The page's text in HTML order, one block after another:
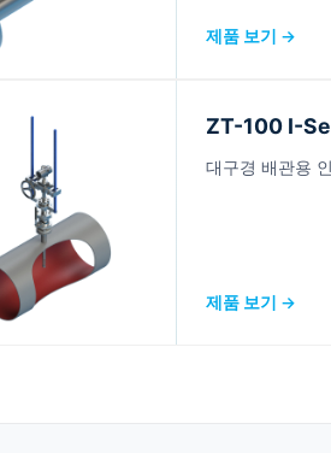
제품 보기 →
ZT-100 I-
대구경 배관용
제품 보기 →